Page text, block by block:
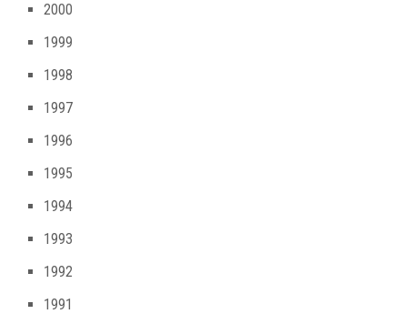
2000
1999
1998
1997
1996
1995
1994
1993
1992
1991